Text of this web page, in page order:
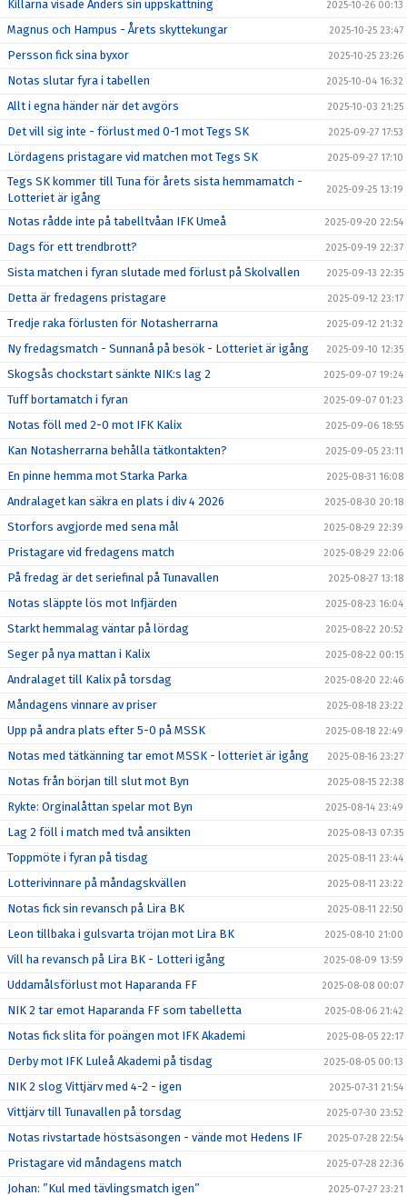
Killarna visade Anders sin uppskattning 2025-10-26 00:13
Magnus och Hampus - Årets skyttekungar 2025-10-25 23:47
Persson fick sina byxor 2025-10-25 23:26
Notas slutar fyra i tabellen 2025-10-04 16:32
Allt i egna händer när det avgörs 2025-10-03 21:25
Det vill sig inte - förlust med 0-1 mot Tegs SK 2025-09-27 17:53
Lördagens pristagare vid matchen mot Tegs SK 2025-09-27 17:10
Tegs SK kommer till Tuna för årets sista hemmamatch -
Lotteriet är igång
2025-09-25 13:19
Notas rådde inte på tabelltvåan IFK Umeå 2025-09-20 22:54
Dags för ett trendbrott? 2025-09-19 22:37
Sista matchen i fyran slutade med förlust på Skolvallen 2025-09-13 22:35
Detta är fredagens pristagare 2025-09-12 23:17
Tredje raka förlusten för Notasherrarna 2025-09-12 21:32
Ny fredagsmatch - Sunnanå på besök - Lotteriet är igång 2025-09-10 12:35
Skogsås chockstart sänkte NIK:s lag 2 2025-09-07 19:24
Tuff bortamatch i fyran 2025-09-07 01:23
Notas föll med 2-0 mot IFK Kalix 2025-09-06 18:55
Kan Notasherrarna behålla tätkontakten? 2025-09-05 23:11
En pinne hemma mot Starka Parka 2025-08-31 16:08
Andralaget kan säkra en plats i div 4 2026 2025-08-30 20:18
Storfors avgjorde med sena mål 2025-08-29 22:39
Pristagare vid fredagens match 2025-08-29 22:06
På fredag är det seriefinal på Tunavallen 2025-08-27 13:18
Notas släppte lös mot Infjärden 2025-08-23 16:04
Starkt hemmalag väntar på lördag 2025-08-22 20:52
Seger på nya mattan i Kalix 2025-08-22 00:15
Andralaget till Kalix på torsdag 2025-08-20 22:46
Måndagens vinnare av priser 2025-08-18 23:22
Upp på andra plats efter 5-0 på MSSK 2025-08-18 22:49
Notas med tätkänning tar emot MSSK - lotteriet är igång 2025-08-16 23:27
Notas från början till slut mot Byn 2025-08-15 22:38
Rykte: Orginalåttan spelar mot Byn 2025-08-14 23:49
Lag 2 föll i match med två ansikten 2025-08-13 07:35
Toppmöte i fyran på tisdag 2025-08-11 23:44
Lotterivinnare på måndagskvällen 2025-08-11 23:22
Notas fick sin revansch på Lira BK 2025-08-11 22:50
Leon tillbaka i gulsvarta tröjan mot Lira BK 2025-08-10 21:00
Vill ha revansch på Lira BK - Lotteri igång 2025-08-09 13:59
Uddamålsförlust mot Haparanda FF 2025-08-08 00:07
NIK 2 tar emot Haparanda FF som tabelletta 2025-08-06 21:42
Notas fick slita för poängen mot IFK Akademi 2025-08-05 22:17
Derby mot IFK Luleå Akademi på tisdag 2025-08-05 00:13
NIK 2 slog Vittjärv med 4-2 - igen 2025-07-31 21:54
Vittjärv till Tunavallen på torsdag 2025-07-30 23:52
Notas rivstartade höstsäsongen - vände mot Hedens IF 2025-07-28 22:54
Pristagare vid måndagens match 2025-07-28 22:36
Johan: ”Kul med tävlingsmatch igen” 2025-07-27 23:21